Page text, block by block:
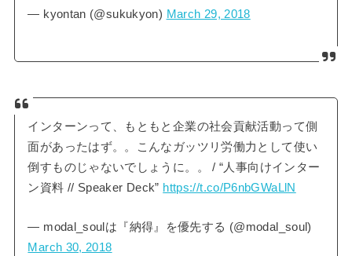
— kyontan (@sukukyon) March 29, 2018
インターンって、もともと企業の社会貢献活動って側
面があったはず。。こんなガッツリ労働力として使い
倒すものじゃないでしょうに。。 / “人事向けインター
ン資料 // Speaker Deck” https://t.co/P6nbGWaLlN
— modal_soulは『納得』を優先する (@modal_soul)
March 30, 2018